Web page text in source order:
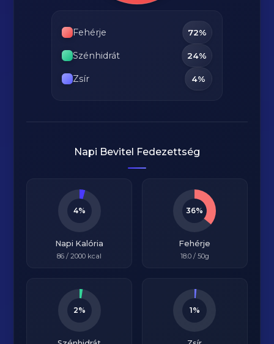
Fehérje 72%
Szénhidrát 24%
Zsír 4%
Napi Bevitel Fedezettség
4%
Napi Kalória
86 /2000 kcal
36%
Fehérje
18.0/ 50g
2% 1%